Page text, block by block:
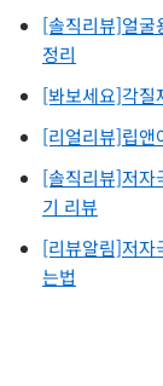
[솔직리뷰]얼굴
정리
[봐보세요]각질
[리얼리뷰]립앤
[솔직리뷰]저자
기 리뷰
[리뷰알림]저자
는법